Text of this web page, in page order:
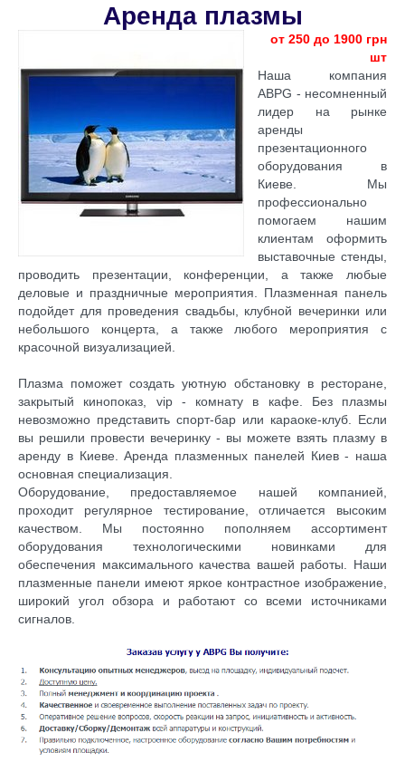
Аренда плазмы
от 250 до 1900 грн
шт
Наша компания
ABPG - несомненный
лидер на рынке
аренды
презентационного
оборудования в
Киеве. Мы
профессионально
помогаем нашим
клиентам оформить
выставочные стенды,
проводить презентации, конференции, а также любые
деловые и праздничные мероприятия. Плазменная панель
подойдет для проведения свадьбы, клубной вечеринки или
небольшого концерта, а также любого мероприятия с
красочной визуализацией.
Плазма поможет создать уютную обстановку в ресторане,
закрытый кинопоказ, vip - комнату в кафе. Без плазмы
невозможно представить спорт-бар или караоке-клуб. Если
вы решили провести вечеринку - вы можете взять плазму в
аренду в Киеве. Аренда плазменных панелей Киев - наша
основная специализация.
Оборудование, предоставляемое нашей компанией,
проходит регулярное тестирование, отличается высоким
качеством. Мы постоянно пополняем ассортимент
оборудования технологическими новинками для
обеспечения максимального качества вашей работы. Наши
плазменные панели имеют яркое контрастное изображение,
широкий угол обзора и работают со всеми источниками
сигналов.